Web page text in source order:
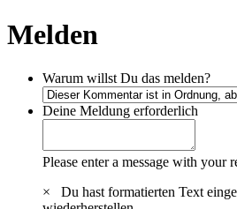
Melden
Warum willst Du das melden?
Deine Meldung erforderlich
Please enter a message with your
×
Du hast formatierten Text